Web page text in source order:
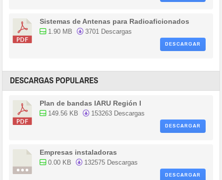
Sistemas de Antenas para Radioaficionados
1.90 MB
3701 Descargas
DESCARGAR
DESCARGAS POPULARES
Plan de bandas IARU Región I
149.56 KB
153263 Descargas
DESCARGAR
Empresas instaladoras
0.00 KB
132575 Descargas
DESCARGAR